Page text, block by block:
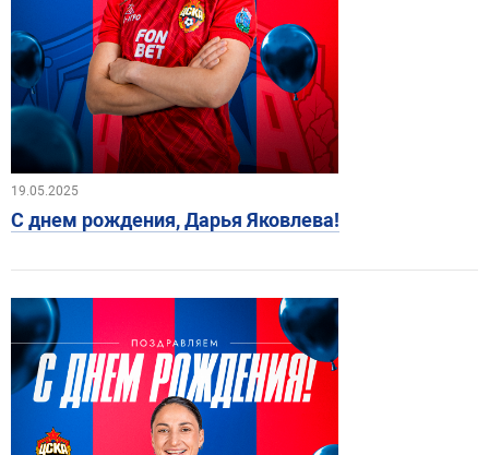
19.05.2025
С днем рождения, Дарья Яковлева!